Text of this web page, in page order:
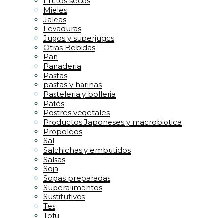
Mieles
Jaleas
Levaduras
Jugos y superjugos
Otras Bebidas
Pan
Panaderia
Pastas
pastas y harinas
Pasteleria y bolleria
Patés
Postres vegetales
Productos Japoneses y macrobiotica
Propoleos
Sal
Salchichas y embutidos
Salsas
Soja
Sopas preparadas
Superalimentos
Sustitutivos
Tes
Tofu